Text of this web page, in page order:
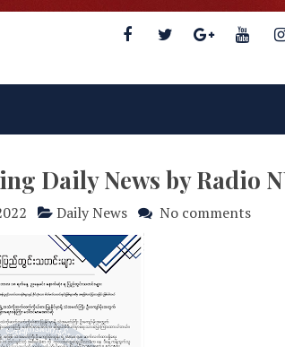
Daily News by Radio
Daily News No comments